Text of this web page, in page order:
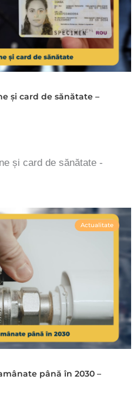
și card de sănătate –
și card de sănătate -
Actualitate
până în 2030 –